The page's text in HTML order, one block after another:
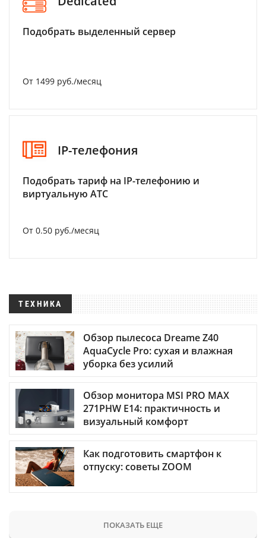
Подобрать выделенный сервер
От 1499 руб./месяц
IP-телефония
Подобрать тариф на IP-телефонию и
виртуальную АТС
От 0.50 руб./месяц
ТЕХНИКА
Обзор пылесоса Dreame Z40
AquaCycle Pro: сухая и влажная
уборка без усилий
Обзор монитора MSI PRO MAX
271PHW E14: практичность и
визуальный комфорт
Как подготовить смартфон к
отпуску: советы ZOOM
ПОКАЗАТЬ ЕЩЕ